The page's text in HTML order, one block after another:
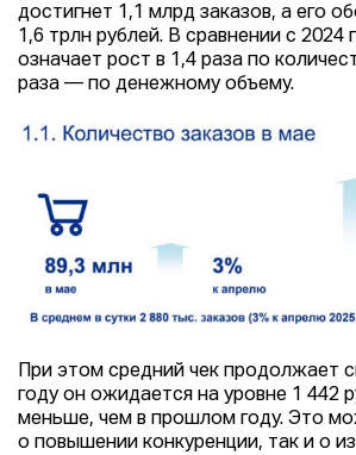
достигнет 1,1 млрд заказов, а его
1,6 трлн рублей. В сравнении с 2024
означает рост в 1,4 раза по
раза — по денежному объему.
При этом средний чек продолжает
году он ожидается на уровне 1 442
меньше, чем в прошлом году. Это
о повышении конкуренции, так и о